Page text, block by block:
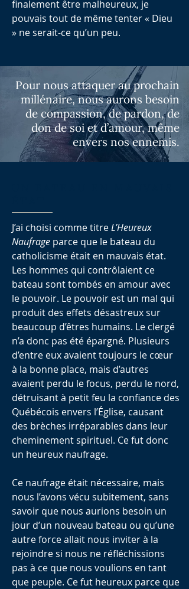
finalement être malheureux, je
pouvais tout de même tenter « Dieu
» ne serait-ce qu’un peu.
Pour nous attaquer au prochain
millénaire, nous aurons besoin
de compassion, de pardon, de
don de soi et d’amour, même
envers nos ennemis.
J’ai choisi comme titreL’Heureux
Naufrage parce que le bateau du
catholicisme était en mauvais état.
Les hommes qui contrôlaient ce
bateau sont tombés en amour avec
le pouvoir. Le pouvoir est un mal qui
produit des effets désastreux sur
beaucoup d’êtres humains. Le clergé
n’a donc pas été épargné. Plusieurs
d’entre eux avaient toujours le cœur
à la bonne place, mais d’autres
avaient perdu le focus, perdu le nord,
détruisant à petit feu la confiance des
Québécois envers l’Église, causant
des brèches irréparables dans leur
cheminement spirituel. Ce fut donc
un heureux naufrage.
Ce naufrage était nécessaire, mais
nous l’avons vécu subitement, sans
savoir que nous aurions besoin un
jour d’un nouveau bateau ou qu’une
autre force allait nous inviter à la
rejoindre si nous ne réfléchissions
pas à ce que nous voulions en tant
que peuple. Ce fut heureux parce que